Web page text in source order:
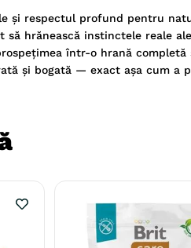
și respectul profund pentru
hrănească instinctele reale
într-o hrană completă
și bogată — exact așa cum a